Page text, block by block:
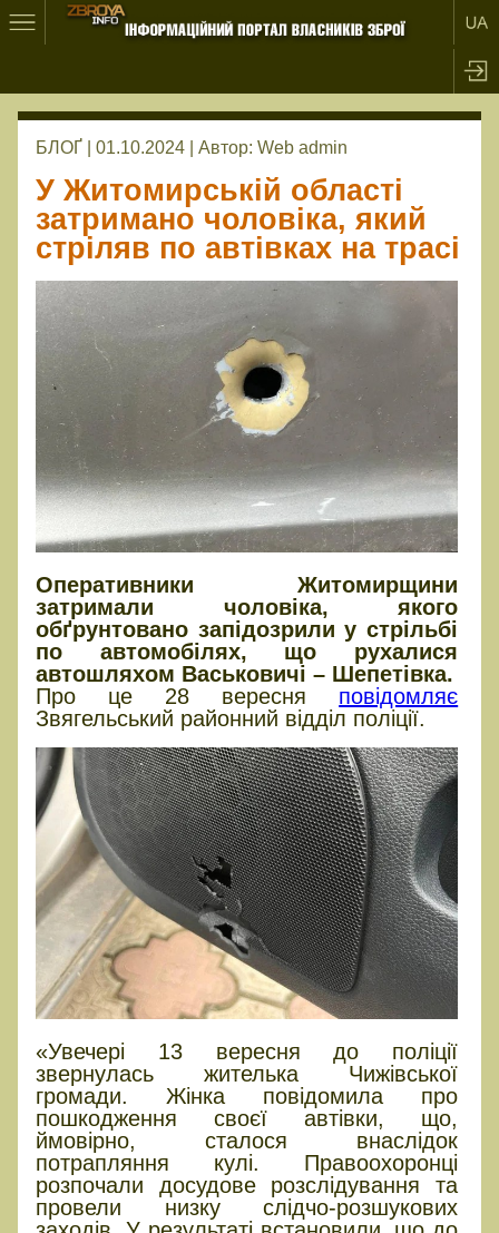
БЛОҐ | 01.10.2024 | Автор: Web admin
У Житомирській області
затримано чоловіка, який
стріляв по автівках на трасі
Оперативники Житомирщини
затримали чоловіка, якого
обґрунтовано запідозрили у стрільбі
по автомобілях, що рухалися
автошляхом Васьковичі – Шепетівка.
Про це 28 вересня повідомляє
Звягельський районний відділ поліції.
«Увечері 13 вересня до поліції
звернулась жителька Чижівської
громади. Жінка повідомила про
пошкодження своєї автівки, що,
ймовірно, сталося внаслідок
потрапляння кулі. Правоохоронці
розпочали досудове розслідування та
провели низку слідчо-розшукових